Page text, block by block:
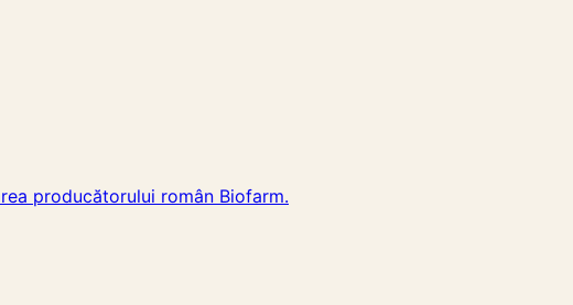
producătorului român Biofarm.